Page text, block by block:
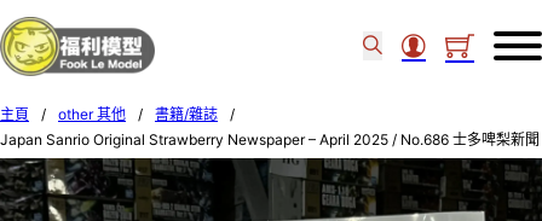
主頁 / other 其他 / 書籍/雜誌
/
Japan Sanrio Original Strawberry Newspaper – April 2025 / No.686 士多啤梨新聞
40314